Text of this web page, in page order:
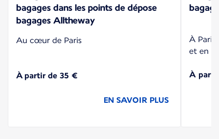
bagages dans les points de dépose
bagages Alltheway
Au cœur de Paris
À partir de 35 €
EN SAVOIR PLUS
À Paris
et en
À